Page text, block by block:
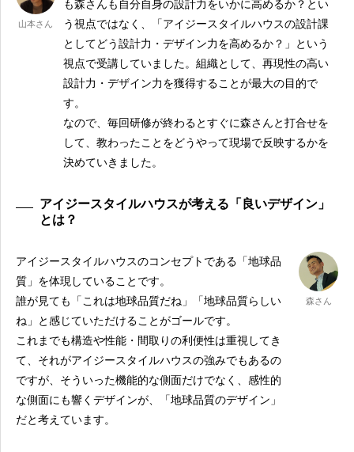
山本さん
も森さんも自分自身の設計力をいかに高めるか？とい
う視点ではなく、「アイジースタイルハウスの設計課
としてどう設計力・デザイン力を高めるか？」という
視点で受講していました。組織として、再現性の高い
設計力・デザイン力を獲得することが最大の目的で
す。
なので、毎回研修が終わるとすぐに森さんと打合せを
して、教わったことをどうやって現場で反映するかを
決めていきました。
アイジースタイルハウスが考える「良いデザイン」
とは？
森さん
アイジースタイルハウスのコンセプトである「地球品
質」を体現していることです。
誰が見ても「これは地球品質だね」「地球品質らしい
ね」と感じていただけることがゴールです。
これまでも構造や性能・間取りの利便性は重視してき
て、それがアイジースタイルハウスの強みでもあるの
ですが、そういった機能的な側面だけでなく、感性的
な側面にも響くデザインが、「地球品質のデザイン」
だと考えています。